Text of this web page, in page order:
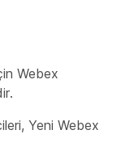
Webex
Yeni Webex